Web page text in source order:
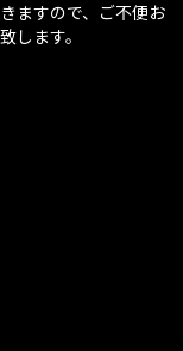
ますので、ご不便お
します。